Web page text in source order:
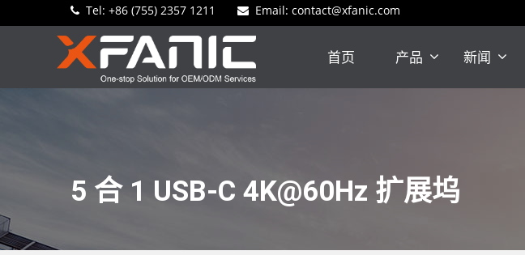
Tel: +86 (755) 2357 1211 Email: contact@xfanic.com
首页 产品 新闻
5 合 1 USB-C 4K@60Hz 扩展坞